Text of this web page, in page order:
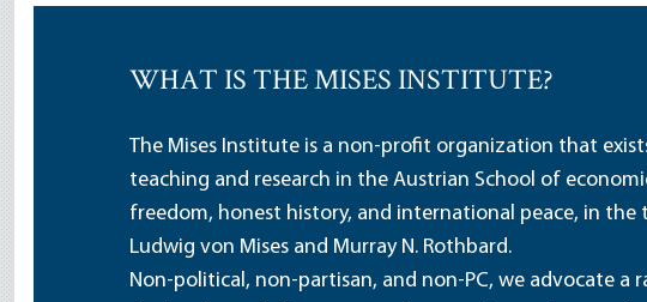
WHAT IS THE MISES INSTITUTE?
The Mises Institute is a non-profit organization that
teaching and research in the Austrian School of
freedom, honest history, and international peace, in
Ludwig von Mises and Murray N. Rothbard.
Non-political, non-partisan, and non-PC, we advocate a